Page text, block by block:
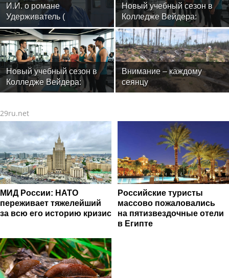
И.И. о романе
Удерживатель (
Удерживающий сейчас )
русского вологодского
писателя и поэта Андрея
Малышева ( роман
опубликован в 2016 г. )
Новый учебный сезон в
Колледже Вейдера:
стартовали очные
программы подготовки
фитнес-тренеров и
специалистов индустрии
здоровья
Новый учебный сезон в
Колледже Вейдера:
стартовали очные
фитнес-тренеров и
специалистов индустрии
здоровья
Внимание – каждому
сеянцу
29ru.net
МИД России: НАТО
переживает тяжелейший
за всю его историю кризис
Российские туристы
массово пожаловались
на пятизвездочные отели
в Египте